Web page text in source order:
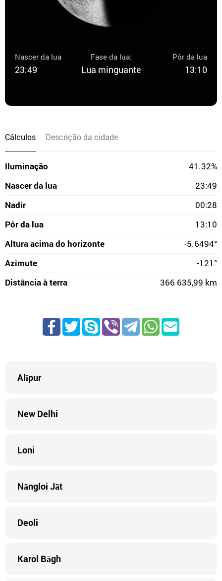
Nascer da lua
23:49
Fase da lua:
Lua minguante
Pôr da lua
13:10
Cálculos Descrição da cidade
Iluminação
41.32%
Nascer da lua
23:49
Nadir
00:28
Pôr da lua
13:10
Altura acima do horizonte
-5.6494°
Azimute
-121°
Distância à terra
366 635,99 km
Alīpur
New Delhi
Loni
Nāngloi Jāt
Deoli
Karol Bāgh